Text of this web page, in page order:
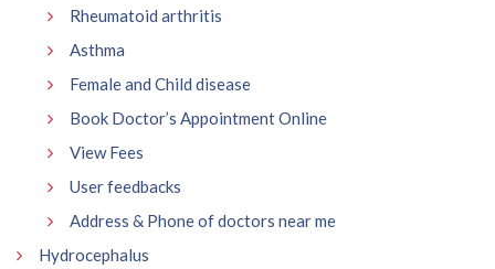
Rheumatoid arthritis
Asthma
Female and Child disease
Book Doctor’s Appointment Online
View Fees
User feedbacks
Address & Phone of doctors near me
Hydrocephalus